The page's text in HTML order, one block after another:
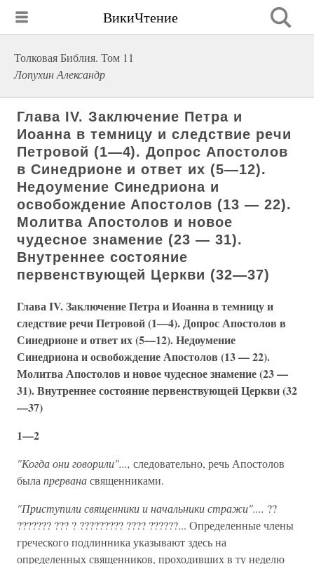
ВикиЧтение
Толковая Библия. Том 11
Лопухин Александр
Глава IV. Заключение Петра и
Иоанна в темницу и следствие речи
Петровой (1—4). Допрос Апостолов
в Синедрионе и ответ их (5—12).
Недоумение Синедриона и
освобождение Апостолов (13 — 22).
Молитва Апостолов и новое
чудесное знамение (23 — 31).
Внутреннее состояние
первенствующей Церкви (32—37)
Глава IV. Заключение Петра и Иоанна в темницу и
следствие речи Петровой (1—4). Допрос Апостолов в
Синедрионе и ответ их (5—12). Недоумение
Синедриона и освобождение Апостолов (13 — 22).
Молитва Апостолов и новое чудесное знамение (23 —
31). Внутреннее состояние первенствующей Церкви (32
—37)
1—2
"Когда они говорили"..., следовательно, речь Апостолов
была прерванасвященниками.
"Приступили священники и начальники стражи".... ??
??????? ??? ? ????????? ???? ??????... Определенные члены
греческого подлинника указывают здесь на
определенных священников, проходивших в ту неделю